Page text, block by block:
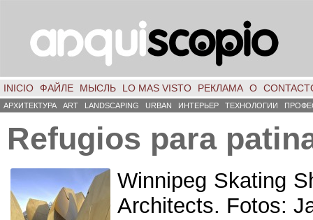
INICIO ФАЙЛЕ МЫСЛЬ LO MAS VISTO РЕКЛАМА О
АРХИТЕКТУРА ART LANDSCAPING URBAN ИНТЕРЬЕР ТЕХНОЛОГИИ
Refugios para
Winnipeg Skating
Architects. Fotos: